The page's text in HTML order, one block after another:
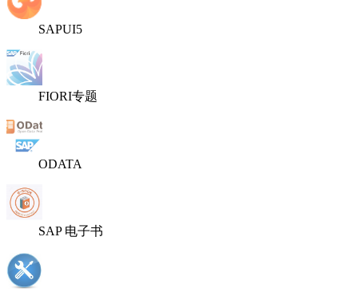
SAPUI5
FIORI专题
ODATA
SAP 电子书